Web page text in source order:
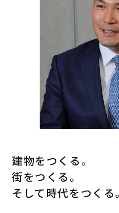
建物をつくる。
街をつくる。
そして時代をつくる。